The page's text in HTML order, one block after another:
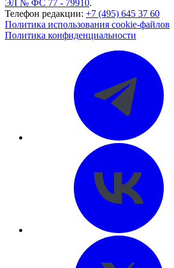
ЭЛ № ФС 77 - 79910.
Телефон редакции: +7 (495) 645 37 60
Политика использования cookie-файлов
Политика конфиденциальности